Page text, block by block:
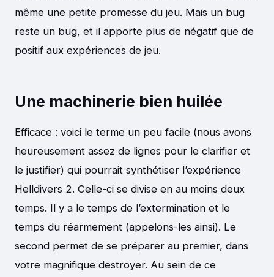
même une petite promesse du jeu. Mais un bug
reste un bug, et il apporte plus de négatif que de
positif aux expériences de jeu.
Une machinerie bien huilée
Efficace : voici le terme un peu facile (nous avons
heureusement assez de lignes pour le clarifier et
le justifier) qui pourrait synthétiser l’expérience
Helldivers 2. Celle-ci se divise en au moins deux
temps. Il y a le temps de l’extermination et le
temps du réarmement (appelons-les ainsi). Le
second permet de se préparer au premier, dans
votre magnifique destroyer. Au sein de ce